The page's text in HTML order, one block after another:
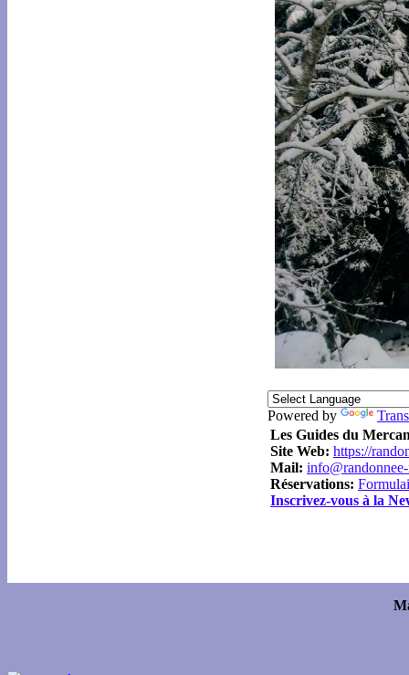
Powered by
Les Guides du
Site Web: https://
Mail:
Réservations:
Inscrivez-vous à la